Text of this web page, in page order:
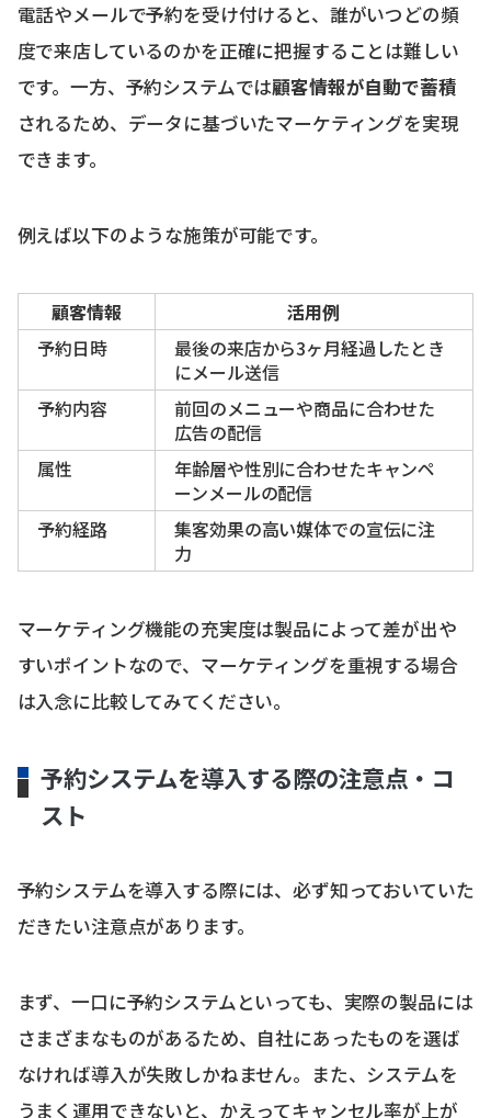
電話やメールで予約を受け付けると、誰がいつどの頻
度で来店しているのかを正確に把握することは難しい
です。一方、予約システムでは顧客情報が自動で蓄積
されるため、データに基づいたマーケティングを実現
できます。
例えば以下のような施策が可能です。
顧客情報
活用例
予約日時
最後の来店から3ヶ月経過したとき
にメール送信
予約内容
前回のメニューや商品に合わせた
広告の配信
属性
年齢層や性別に合わせたキャンペ
ーンメールの配信
予約経路
集客効果の高い媒体での宣伝に注
力
マーケティング機能の充実度は製品によって差が出や
すいポイントなので、マーケティングを重視する場合
は入念に比較してみてください。
予約システムを導入する際の注意点・コ
スト
予約システムを導入する際には、必ず知っておいていた
だきたい注意点があります。
まず、一口に予約システムといっても、実際の製品には
さまざまなものがあるため、自社にあったものを選ば
なければ導入が失敗しかねません。また、システムを
うまく運用できないと、かえってキャンセル率が上が